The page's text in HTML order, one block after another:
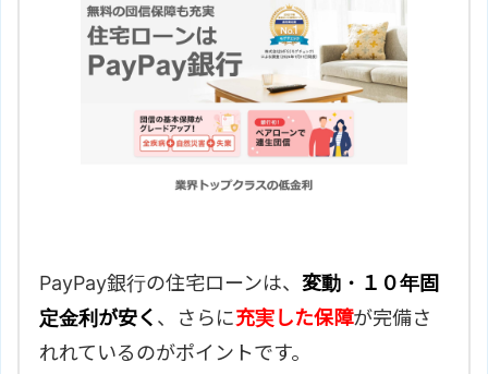
PayPay銀行の住宅ローンは、 変動・１０年固
定金利が安く 、さらに充実した保障が完備さ
れれているのがポイントです。